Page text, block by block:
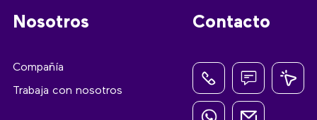
Nosotros
Compañía
Trabaja con nosotros
Contacto